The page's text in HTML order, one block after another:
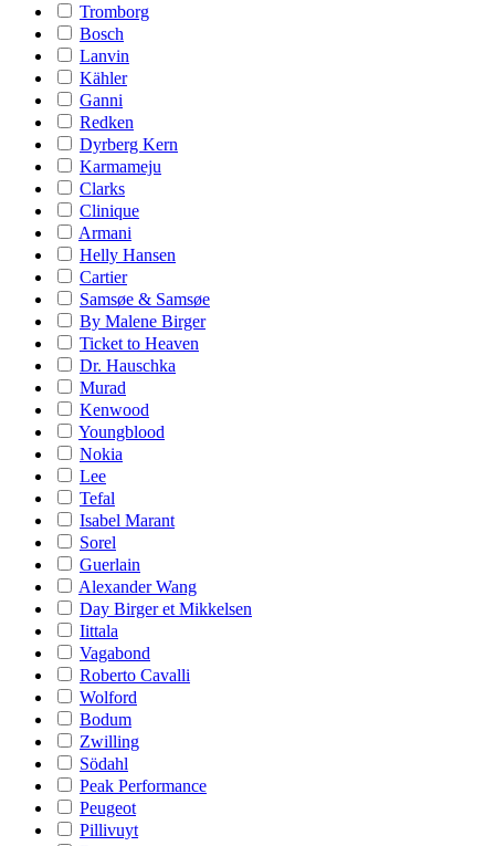
Tromborg
Bosch
Lanvin
Kähler
Ganni
Redken
Dyrberg Kern
Karmameju
Clarks
Clinique
Armani
Helly Hansen
Cartier
Samsøe & Samsøe
By Malene Birger
Ticket to Heaven
Dr. Hauschka
Murad
Kenwood
Youngblood
Nokia
Lee
Tefal
Isabel Marant
Sorel
Guerlain
Alexander Wang
Day Birger et Mikkelsen
Iittala
Vagabond
Roberto Cavalli
Wolford
Bodum
Zwilling
Södahl
Peak Performance
Peugeot
Pillivuyt